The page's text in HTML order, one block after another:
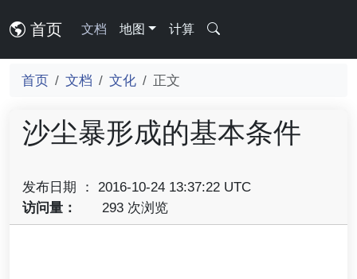
首页 文档 地图 计算
首页 文档 文化 正文
沙尘暴形成的基本条件
发布日期 ： 2016-10-24 13:37:22 UTC
访问量：
293 次浏览